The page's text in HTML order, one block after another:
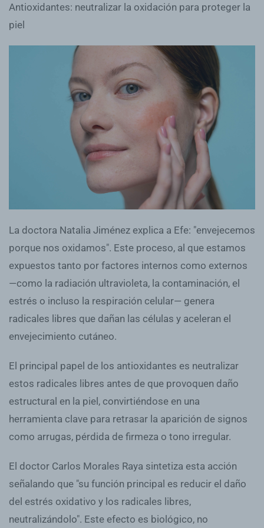
Antioxidantes: neutralizar la oxidación para proteger la
piel
La doctora Natalia Jiménez explica a Efe: "envejecemos
porque nos oxidamos". Este proceso, al que estamos
expuestos tanto por factores internos como externos
—como la radiación ultravioleta, la contaminación, el
estrés o incluso la respiración celular— genera
radicales libres que dañan las células y aceleran el
envejecimiento cutáneo.
El principal papel de los antioxidantes es neutralizar
estos radicales libres antes de que provoquen daño
estructural en la piel, convirtiéndose en una
herramienta clave para retrasar la aparición de signos
como arrugas, pérdida de firmeza o tono irregular.
El doctor Carlos Morales Raya sintetiza esta acción
señalando que "su función principal es reducir el daño
del estrés oxidativo y los radicales libres,
neutralizándolo". Este efecto es biológico, no